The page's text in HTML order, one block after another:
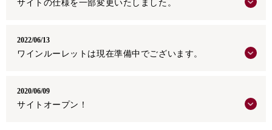
サイトの仕様を一部変更いたしました。
2022/06/13
ワインルーレットは現在準備中でございます。
2020/06/09
サイトオープン！